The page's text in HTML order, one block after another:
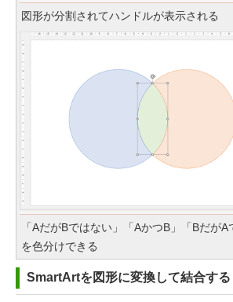
図形が分割されてハンドルが表示される
「AだがBではない」「AかつB」「Bだが
を色分けできる
SmartArtを図形に変換して結合する